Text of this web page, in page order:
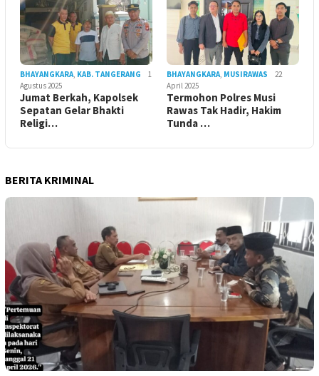
BHAYANGKARA, KAB. TANGERANG
1
Agustus 2025
Jumat Berkah, Kapolsek
Sepatan Gelar Bhakti
Religi…
BHAYANGKARA, MUSIRAWAS
22
April 2025
Termohon Polres Musi
Rawas Tak Hadir, Hakim
Tunda …
BERITA KRIMINAL